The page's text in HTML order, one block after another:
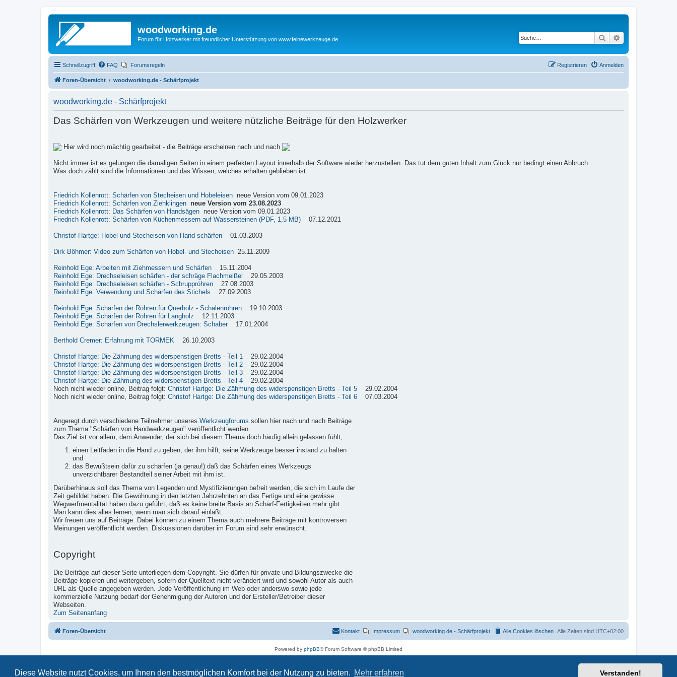
Diese Website nutzt Cookies, um Ihnen den bestmöglichen Komfort bei der Nutzung zu bieten. Mehr erfahren Verstanden!
woodworking.de
Forum für Holzwerker mit freundlicher Unterstützung von www.feinewerkzeuge.de Suche
Schnellzugriff FAQ Forumsregeln Anmelden
Registrieren
Foren-Übersicht woodworking.de - Schärfprojekt
woodworking.de - Schärfprojekt
Das Schärfen von Werkzeugen und weitere nützliche Beiträge für den Holzwerker
Hier wird noch mächtig gearbeitet - die Beiträge erscheinen nach und nach
Nicht immer ist es gelungen die damaligen Seiten in einem perfekten Layout innerhalb der Software wieder herzustellen. Das tut dem guten Inhalt zum Glück nur bedingt einen Abbruch.
Was doch zählt sind die Informationen und das Wissen, welches erhalten geblieben ist.
Friedrich Kollenrott: Schärfen von Stecheisen und Hobeleisen neue Version vom 09.01.2023
Friedrich Kollenrott: Schärfen von Ziehklingen
neue Version vom 23.08.2023
Friedrich Kollenrott: Das Schärfen von Handsägen neue Version vom 09.01.2023
Friedrich Kollenrott: Schärfen von Küchenmessern auf Wassersteinen (PDF, 1,5 MB) 07.12.2021
Christof Hartge: Hobel und Stecheisen von Hand schärfen 01.03.2003
Dirk Böhmer: Video zum Schärfen von Hobel- und Stecheisen 25.11.2009
Reinhold Ege: Arbeiten mit Ziehmessern und Schärfen 15.11.2004
Reinhold Ege: Drechseleisen schärfen - der schräge Flachmeißel
29.05.2003
Reinhold Ege: Drechseleisen schärfen - Schruppröhren 27.08.2003
Reinhold Ege: Verwendung und Schärfen des Stichels 27.09.2003
Reinhold Ege: Schärfen der Röhren für Querholz - Schalenröhren 19.10.2003
Reinhold Ege: Schärfen der Röhren für Langholz 12.11.2003
Reinhold Ege: Schärfen von Drechslerwerkzeugen: Schaber 17.01.2004
Berthold Cremer: Erfahrung mit TORMEK 26.10.2003
Christof Hartge: Die Zähmung des widerspenstigen Bretts - Teil 1 29.02.2004
Christof Hartge: Die Zähmung des widerspenstigen Bretts - Teil 2 29.02.2004
Christof Hartge: Die Zähmung des widerspenstigen Bretts - Teil 3 29.02.2004
Christof Hartge: Die Zähmung des widerspenstigen Bretts - Teil 4 29.02.2004
Noch nicht wieder online, Beitrag folgt: Christof Hartge: Die Zähmung des widerspenstigen Bretts - Teil 5 29.02.2004
Noch nicht wieder online, Beitrag folgt: Christof Hartge: Die Zähmung des widerspenstigen Bretts - Teil 6 07.03.2004
Angeregt durch verschiedene Teilnehmer unseres Werkzeugforums sollen hier nach und nach Beiträge
zum Thema "Schärfen von Handwerkzeugen" veröffentlicht werden.
Das Ziel ist vor allem, dem Anwender, der sich bei diesem Thema doch häufig allein gelassen fühlt,
einen Leitfaden in die Hand zu geben, der ihm hilft, seine Werkzeuge besser instand zu halten
und
das Bewußtsein dafür zu schärfen (ja genau!) daß das Schärfen eines Werkzeugs
unverzichtbarer Bestandteil seiner Arbeit mit ihm ist.
Darüberhinaus soll das Thema von Legenden und Mystifizierungen befreit werden, die sich im Laufe der
Zeit gebildet haben. Die Gewöhnung in den letzten Jahrzehnten an das Fertige und eine gewisse
Wegwerfmentalität haben dazu geführt, daß es keine breite Basis an Schärf-Fertigkeiten mehr gibt.
Man kann dies alles lernen, wenn man sich darauf einläßt.
Wir freuen uns auf Beiträge. Dabei können zu einem Thema auch mehrere Beiträge mit kontroversen
Meinungen veröffentlicht werden. Diskussionen darüber im Forum sind sehr erwünscht.
Copyright
Die Beiträge auf dieser Seite unterliegen dem Copyright. Sie dürfen für private und Bildungszwecke die
Beiträge kopieren und weitergeben, sofern der Quelltext nicht verändert wird und sowohl Autor als auch
URL als Quelle angegeben werden. Jede Veröffentlichung im Web oder anderswo sowie jede
kommerzielle Nutzung bedarf der Genehmigung der Autoren und der Ersteller/Betreiber dieser
Webseiten.
Zum Seitenanfang
Foren-Übersicht Alle Zeiten sind UTC+02:00
Alle Cookies löschen
woodworking.de - Schärfprojekt
Impressum
Kontakt
Powered by phpBB® Forum Software © phpBB Limited